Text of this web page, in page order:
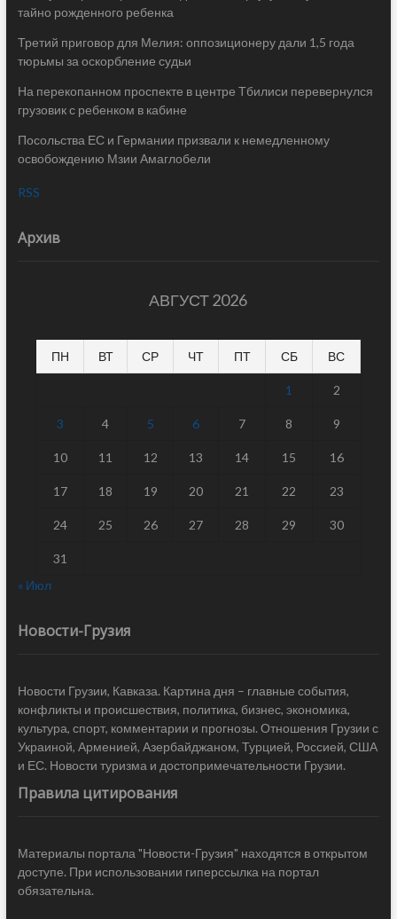
тайно рожденного ребенка
Третий приговор для Мелия: оппозиционеру дали 1,5 года
тюрьмы за оскорбление судьи
На перекопанном проспекте в центре Тбилиси перевернулся
грузовик с ребенком в кабине
Посольства ЕС и Германии призвали к немедленному
освобождению Мзии Амаглобели
RSS
Архив
АВГУСТ 2026
ПН ВТ СР ЧТ ПТ СБ ВС
1 2
3 4 5 6 7 8 9
10 11 12 13 14 15 16
17 18 19 20 21 22 23
24 25 26 27 28 29 30
31
« Июл
Новости-Грузия
Новости Грузии, Кавказа. Картина дня – главные события,
конфликты и происшествия, политика, бизнес, экономика,
культура, спорт, комментарии и прогнозы. Отношения Грузии с
Украиной, Арменией, Азербайджаном, Турцией, Россией, США
и ЕС. Новости туризма и достопримечательности Грузии.
Правила цитирования
Материалы портала "Новости-Грузия" находятся в открытом
доступе. При использовании гиперссылка на портал
обязательна.